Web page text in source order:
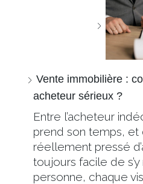
Vente immobilière :
acheteur sérieux ?
Entre l’acheteur
prend son temps, et
réellement pressé
toujours facile de
personne, chaque